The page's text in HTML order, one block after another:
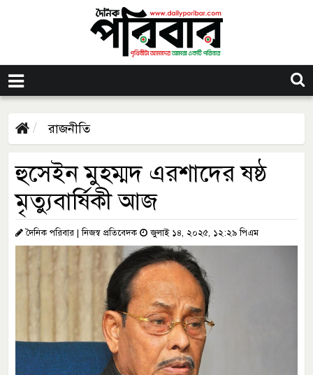
রাজনীতি
হুসেইন মুহম্মদ এরশাদের ষষ্ঠ
মৃত্যুবার্ষিকী আজ
দৈনিক পরিবার | নিজস্ব প্রতিবেদক জুলাই ১৪, ২০২৫, ১২:২৯ পিএম